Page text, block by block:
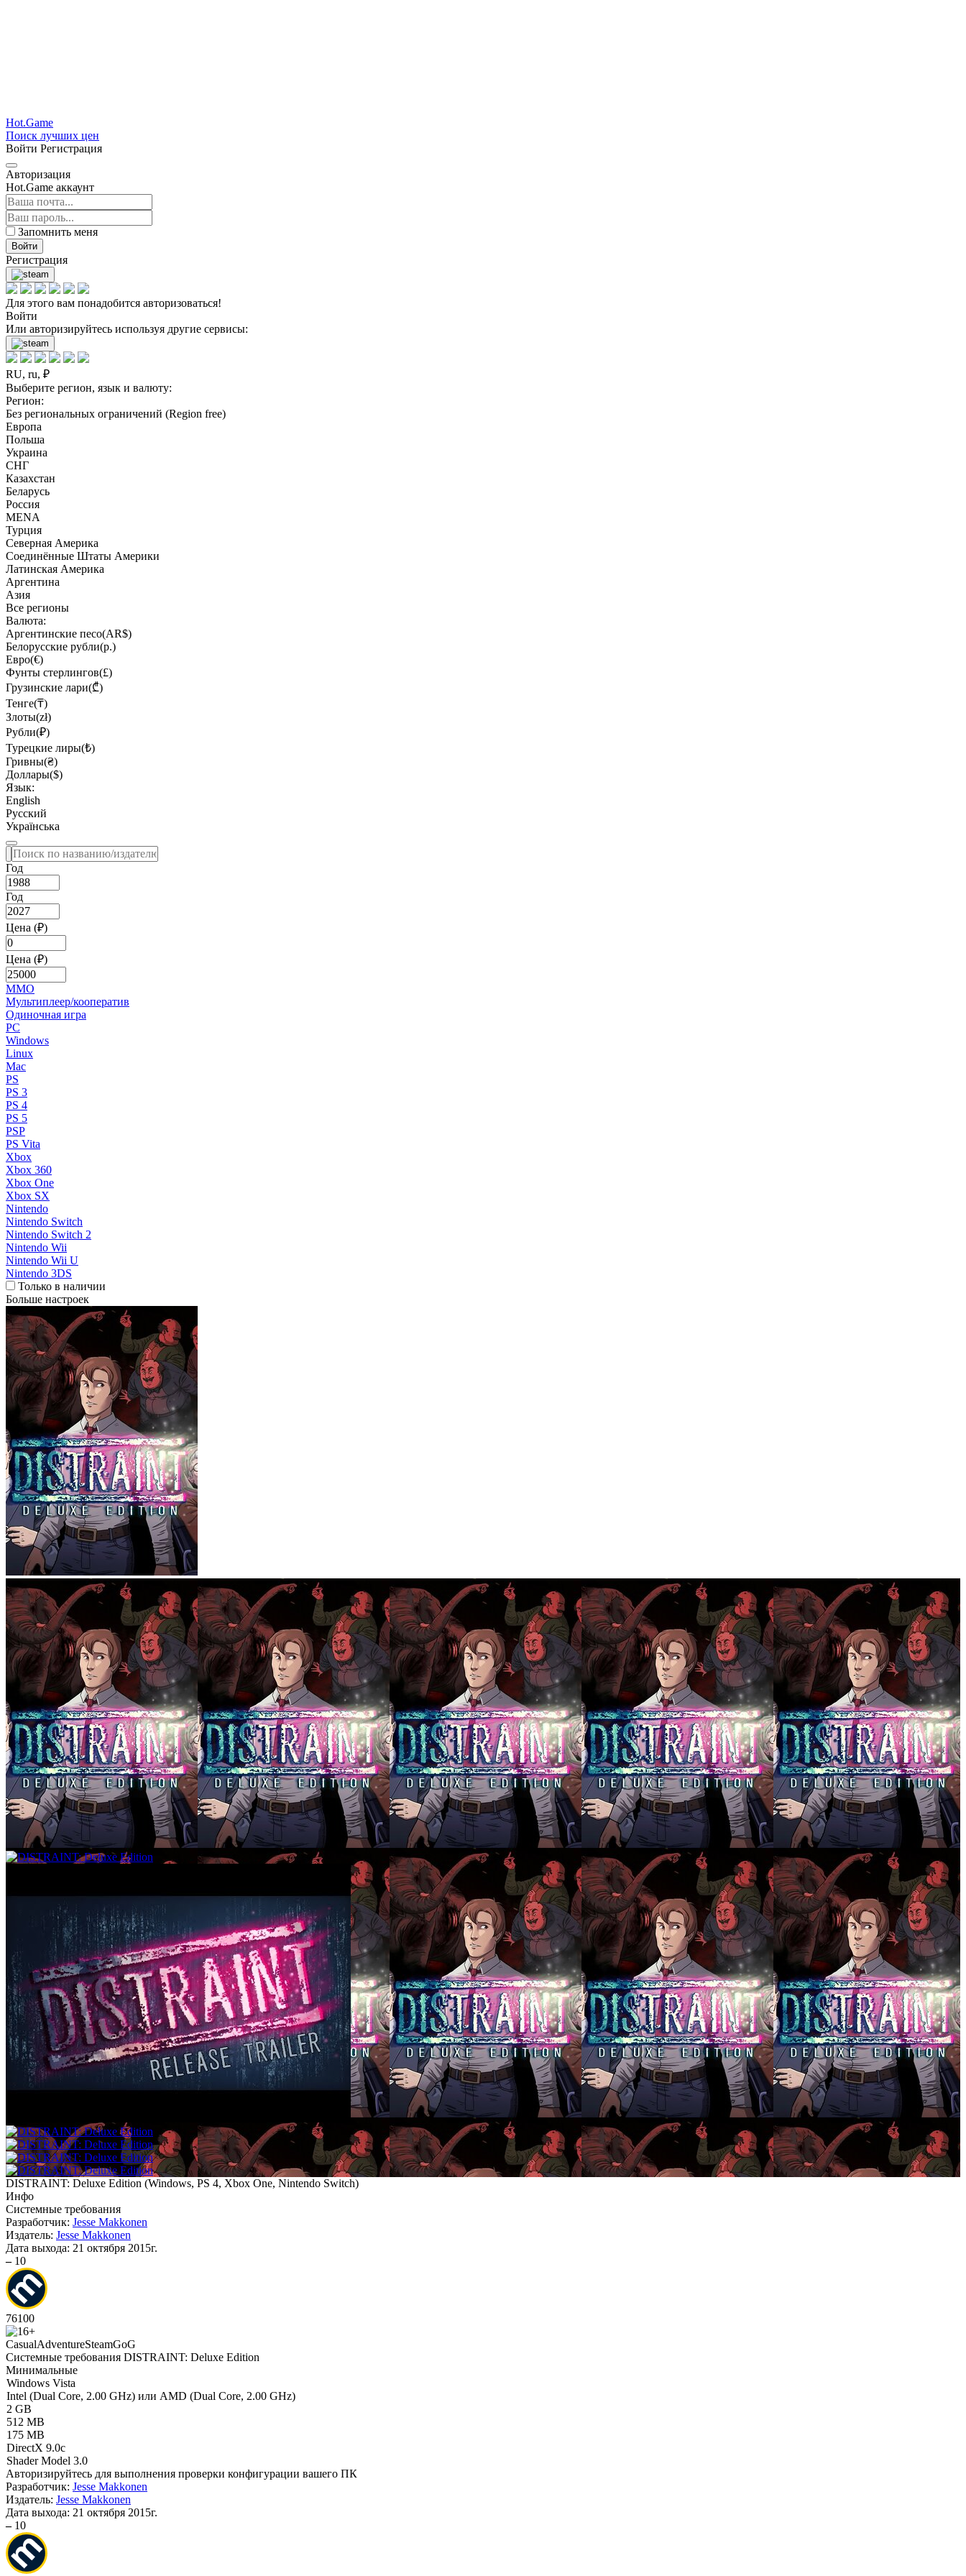
Hot.Game
Поиск лучших цен
Войти Регистрация
Авторизация
Hot.Game аккаунт
Запомнить меня
Войти
Регистрация
Для этого вам понадобится авторизоваться!
Войти
Или авторизируйтесь используя другие сервисы:
RU, ru, ₽
Выберите регион, язык и валюту:
Регион:
Без региональных ограничений (Region free)
Европа
Польша
Украина
СНГ
Казахстан
Беларусь
Россия
MENA
Турция
Северная Америка
Соединённые Штаты Америки
Латинская Америка
Аргентина
Азия
Все регионы
Валюта:
Аргентинские песо(AR$)
Белорусские рубли(р.)
Евро(€)
Фунты стерлингов(£)
Грузинские лари(₾)
Тенге(₸)
Злоты(zł)
Рубли(₽)
Турецкие лиры(₺)
Гривны(₴)
Доллары($)
Язык:
English
Русский
Українська
Год
Год
Цена (₽)
Цена (₽)
MMO
Мультиплеер/кооператив
Одиночная игра
PC
Windows
Linux
Mac
PS
PS 3
PS 4
PS 5
PSP
PS Vita
Xbox
Xbox 360
Xbox One
Xbox SX
Nintendo
Nintendo Switch
Nintendo Switch 2
Nintendo Wii
Nintendo Wii U
Nintendo 3DS
Только в наличии
Больше настроек
DISTRAINT: Deluxe Edition (Windows, PS 4, Xbox One, Nintendo Switch)
Инфо
Системные требования
Разработчик: Jesse Makkonen
Издатель: Jesse Makkonen
Дата выхода: 21 октября 2015г.
– 10
76100
CasualAdventureSteamGoG
Системные требования DISTRAINT: Deluxe Edition
Минимальные
Windows Vista
Intel (Dual Core, 2.00 GHz) или AMD (Dual Core, 2.00 GHz)
2 GB
512 MB
175 MB
DirectX 9.0c
Shader Model 3.0
Авторизируйтесь для выполнения проверки конфигурации вашего ПК
Разработчик: Jesse Makkonen
Издатель: Jesse Makkonen
Дата выхода: 21 октября 2015г.
– 10